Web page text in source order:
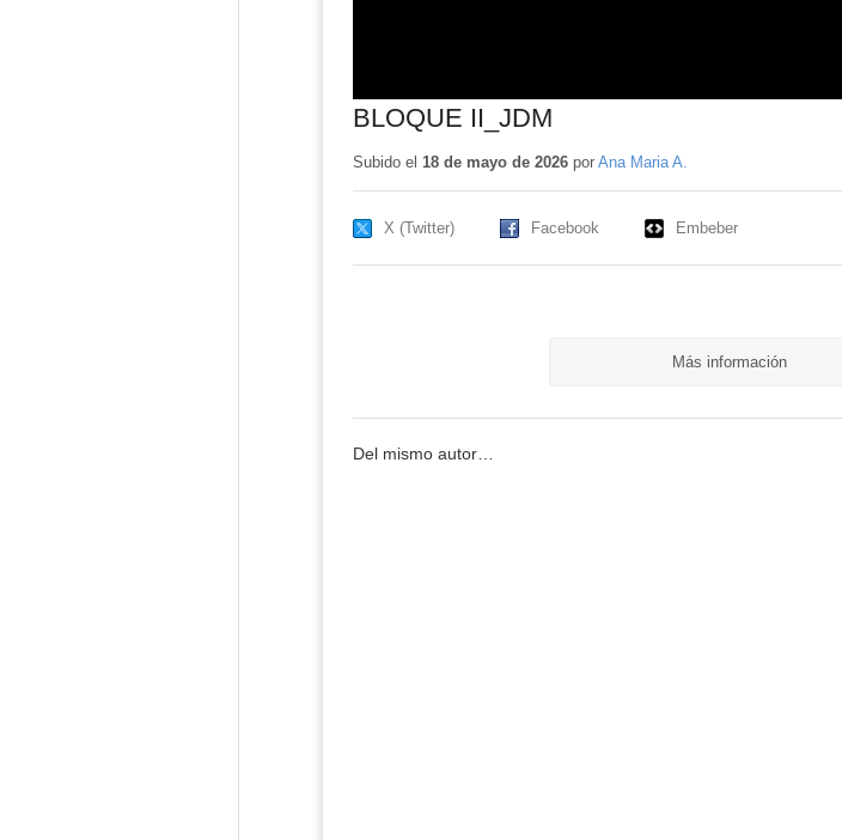
BLOQUE II_JDM
Subido el 18 de mayo de 2026por Ana Maria A.
X (Twitter) Facebook Embeber
Más información
Del mismo autor…